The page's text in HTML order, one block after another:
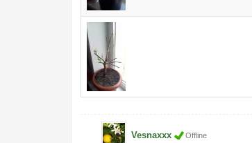
Vesnaxxx Offline